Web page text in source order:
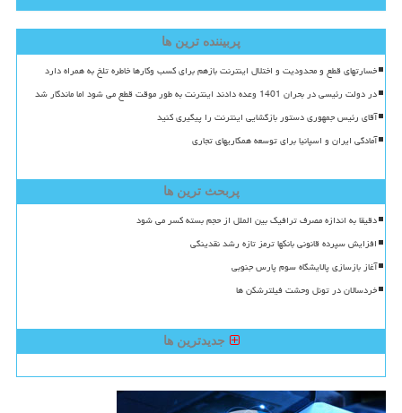
پربیننده ترین ها
خسارتهای قطع و محدودیت و اختلال اینترنت بازهم برای کسب وکارها خاطره تلخ به همراه دارد
در دولت رئیسی در بحران 1401 وعده دادند اینترنت به طور موقت قطع می شود اما ماندگار شد
آقای رئیس جمهوری دستور بازگشایی اینترنت را پیگیری کنید
آمادگی ایران و اسپانیا برای توسعه همکاریهای تجاری
پربحث ترین ها
دقیقا به اندازه مصرف ترافیک بین الملل از حجم بسته کسر می شود
افزایش سپرده قانونی بانکها ترمز تازه رشد نقدینگی
آغاز بازسازی پالایشگاه سوم پارس جنوبی
خردسالان در تونل وحشت فیلترشکن ها
جدیدترین ها